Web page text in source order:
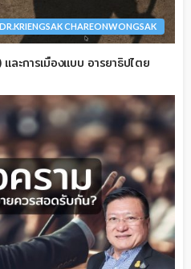
DR.KRIENGSAK CHAREONWONGSAK
ละการเมืองแบบ อารยาธิปไตย